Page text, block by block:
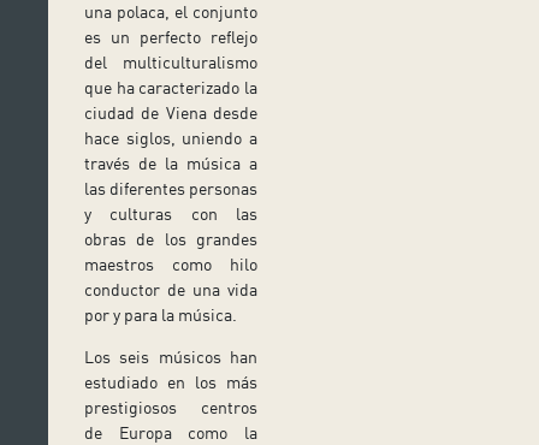
una polaca, el conjunto
es un perfecto reflejo
del multiculturalismo
que ha caracterizado la
ciudad de Viena desde
hace siglos, uniendo a
través de la música a
las diferentes personas
y culturas con las
obras de los grandes
maestros como hilo
conductor de una vida
por y para la música.
Los seis músicos han
estudiado en los más
prestigiosos centros
de Europa como la